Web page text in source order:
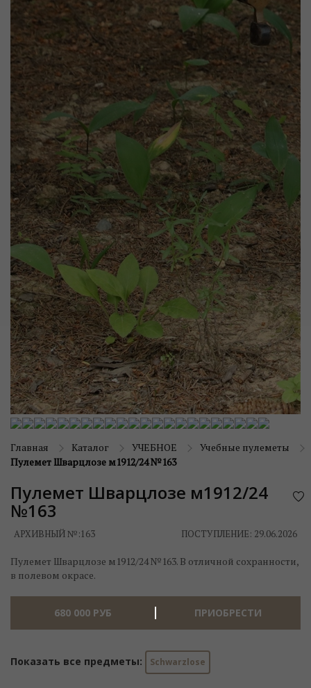
Главная Каталог УЧЕБНОЕ
Учебные пулеметы
Пулемет Шварцлозе м1912/24 №163
Пулемет Шварцлозе м1912/24
№163
АРХИВНЫЙ №:163 ПОСТУПЛЕНИЕ: 29.06.2026
Пулемет Шварцлозе м1912/24 №163. В отличной сохранности,
в полевом окрасе.
680 000 РУБ ПРИОБРЕСТИ
Показать все предметы: Schwarzlose